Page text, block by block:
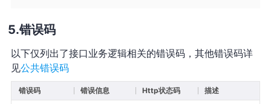
错误码
以下仅列出了接口业务逻辑相关的错误码，其他错误码详
见公共错误码
错误码 错误信息 Http状态码 描述